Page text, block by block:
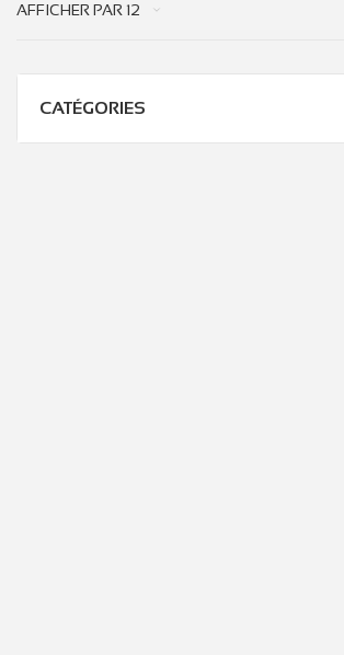
AFFICHER PAR 12
CATÉGORIES